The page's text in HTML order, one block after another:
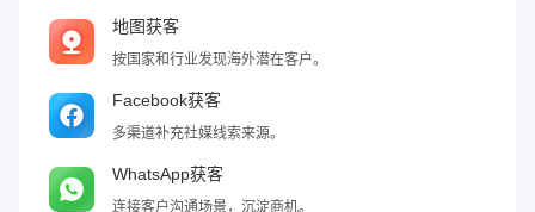
地图获客
按国家和行业发现海外潜在客户。
Facebook获客
多渠道补充社媒线索来源。
WhatsApp获客
连接客户沟通场景，沉淀商机。